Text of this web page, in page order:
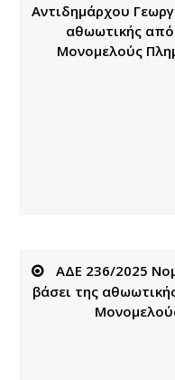
Αντιδημάρχου
αθωωτικής
Μονομελούς
ΑΔΕ 236/2025
βάσει της